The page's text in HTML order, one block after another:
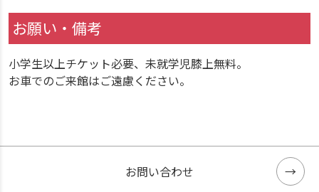
お願い・備考
小学生以上チケット必要、未就学児膝上無料。
お車でのご来館はご遠慮ください。
お問い合わせ